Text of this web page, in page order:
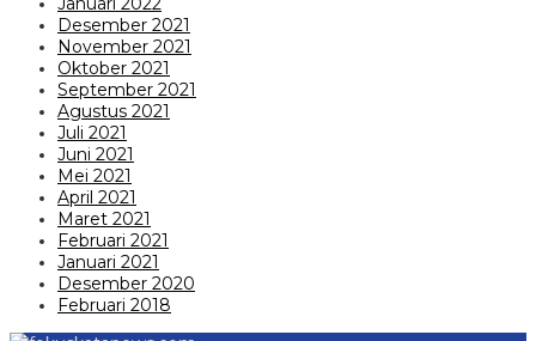
Desember 2021
November 2021
Oktober 2021
September 2021
Agustus 2021
Juli 2021
Juni 2021
Mei 2021
April 2021
Maret 2021
Februari 2021
Januari 2021
Desember 2020
Februari 2018